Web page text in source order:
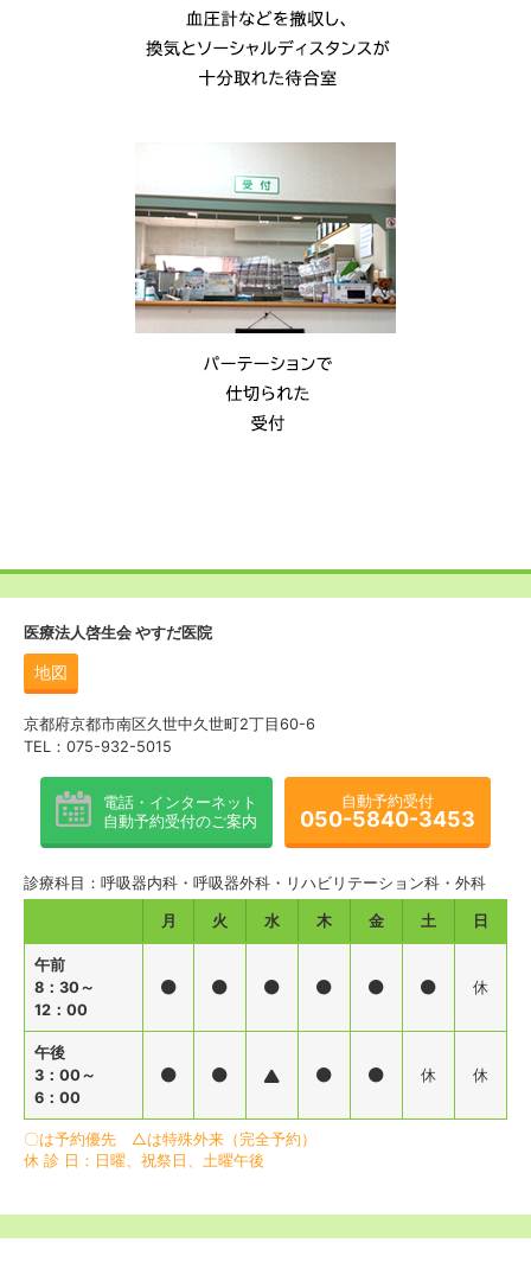
医療法人啓生会 やすだ医院
地図
京都府京都市南区久世中久世町2丁目60-6
TEL：075-932-5015
電話・インターネット
自動予約受付のご案内
自動予約受付
050-5840-3453
診療科目：呼吸器内科・呼吸器外科・リハビリテーション科・外科
月 火 水 木 金 土 日
午前
8：30～
12：00
休
午後
3：00～
6：00
休 休
〇は予約優先 △は特殊外来（完全予約）
休 診 日：日曜、祝祭日、土曜午後